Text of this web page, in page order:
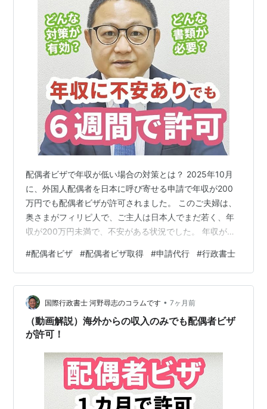
配偶者ビザで年収が低い場合の対策とは？ 2025年10月
に、外国人配偶者を日本に呼び寄せる申請で年収が200
万円でも配偶者ビザが許可されました。 このご夫婦は、
奥さまがフィリピ人で、ご主人は日本人でまだ若く、年
収が200万円未満で、不安がある状況でした。 年収が少
●ご親族が所有する家に住むので家賃がかからないとい
うことを書類で証明した結果、約6週間の審査期間で配偶
者ビザが許可されました。 この実績から、もし年収に不
安があっても、対策を書類で証明できれば、配偶者ビザ
が許可される可能性があることが分かります。 配偶者ビ
ザで年収が低くて不安、どのよう…
#配偶者ビザ #配偶者ビザ取得 #申請代行 #行政書士
国際行政書士 河野尋志のコラムです • 7ヶ月前
（動画解説）海外からの収入のみでも配偶者ビザ
が許可！